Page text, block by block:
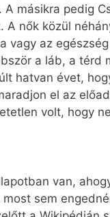
A másikra pedig
A nők közül
vagy az
a láb, a térd
hatvan évet,
el az
volt, hogy
van,
sem